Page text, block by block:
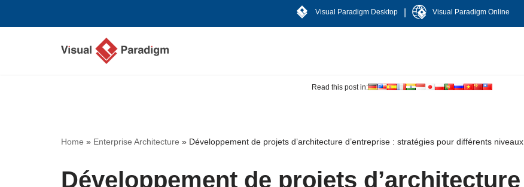
Visual Paradigm Desktop Visual Paradigm Online
Read this post in:
Home » Enterprise Architecture » Développement de projets d’architecture d’entreprise : stratégies pour différents niveaux
Développement de projets d’architecture